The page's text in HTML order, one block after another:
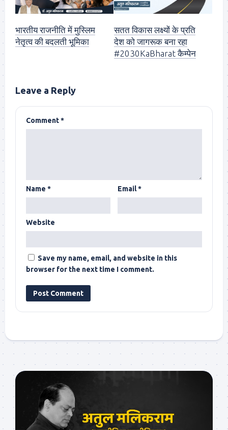
भारतीय राजनीति में मुस्लिम
नेतृत्व की बदलती भूमिका
सतत विकास लक्ष्यों के प्रति
देश को जागरूक बना रहा
#2030KaBharat कैम्पेन
Leave a Reply
Comment*
Name * Email*
Website
Save my name, email, and website in this
browser for the next time I comment.